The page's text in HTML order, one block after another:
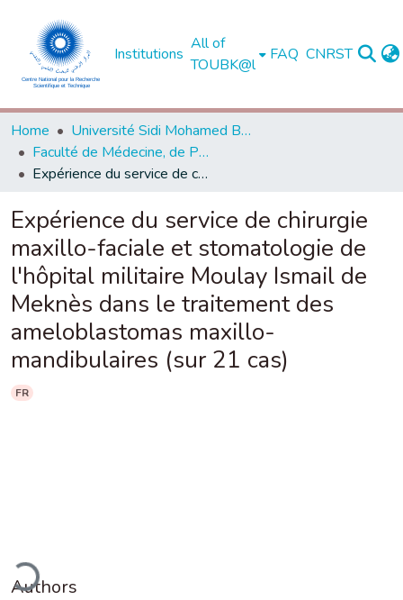
Institutions
All of
TOUBK@l
FAQ CNRST
Home
Université Sidi Mohamed Ben Abdellah de Fès
Faculté de Médecine, de Pharmacie et de Médecine Dentaire - Fès
Expérience du service de chirurgie maxillo-faciale et stomatologie de l'hôpital militaire Moulay Ismail de Meknès dans le traitement des ameloblastomas maxillo-mandibulaires (sur 21 cas)
Expérience du service de chirurgie
maxillo-faciale et stomatologie de
l'hôpital militaire Moulay Ismail de
Meknès dans le traitement des
ameloblastomas maxillo-
mandibulaires (sur 21 cas)
FR
Authors